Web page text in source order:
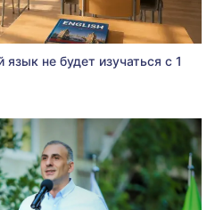
язык не будет изучаться с 1